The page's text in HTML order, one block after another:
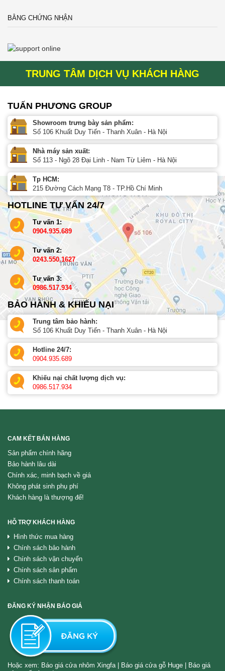
BẰNG CHỨNG NHẬN
TRUNG TÂM DỊCH VỤ KHÁCH HÀNG
TUẤN PHƯƠNG GROUP
Showroom trưng bày sản phẩm:
Số 106 Khuất Duy Tiến - Thanh Xuân - Hà Nội
Nhà máy sản xuất:
Số 113 - Ngõ 28 Đại Linh - Nam Từ Liêm - Hà Nội
Tp HCM:
215 Đường Cách Mạng T8 - TP.Hồ Chí Minh
HOTLINE TƯ VẤN 24/7
Tư vấn 1:
0904.935.689
Tư vấn 2:
0243.550.1627
Tư vấn 3:
0986.517.934
BẢO HÀNH & KHIẾU NẠI
Trung tâm bảo hành:
Số 106 Khuất Duy Tiến - Thanh Xuân - Hà Nội
Hotline 24/7:
0904.935.689
Khiếu nại chất lượng dịch vụ:
0986.517.934
CAM KẾT BÁN HÀNG
Sản phẩm chính hãng
Bảo hành lâu dài
Chính xác, minh bạch về giá
Không phát sinh phụ phí
Khách hàng là thượng đế!
HỖ TRỢ KHÁCH HÀNG
Hình thức mua hàng
Chính sách bảo hành
Chính sách vận chuyển
Chính sách sản phẩm
Chính sách thanh toán
ĐĂNG KÝ NHẬN BÁO GIÁ
Hoặc xem: Báo giá cửa nhôm Xingfa | Báo giá cửa gỗ Huge | Báo giá